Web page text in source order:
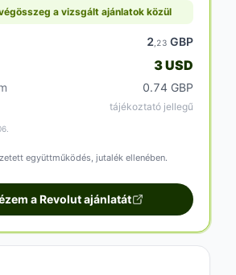
a vizsgált ajánlatok közül
2 ,23 GBP
3 USD
0.74 GBP
tájékoztató jellegű
együttműködés, jutalék ellenében.
a Revolut ajánlatát